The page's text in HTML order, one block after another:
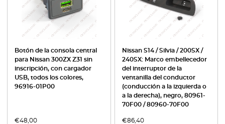
Botón de la consola central
para Nissan 300ZX Z31 sin
inscripción, con cargador
USB, todos los colores,
96916-01P00
€48,00
Nissan S14 / Silvia / 200SX /
240SX: Marco embellecedor
del interruptor de la
ventanilla del conductor
(conducción a la izquierda o
a la derecha), negro, 80961-
70F00 / 80960-70F00
€86,40